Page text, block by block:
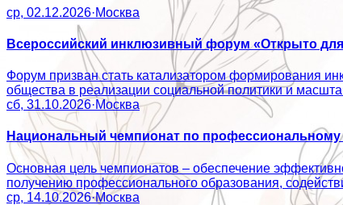
ср, 02.12.2026·Москва
Всероссийский инклюзивный форум «Открыто
Форум призван стать катализатором формирования
общества в реализации социальной политики и
сб, 31.10.2026·Москва
Национальный чемпионат по
Основная цель чемпионатов – обеспечение
получению профессионального образования,
ср, 14.10.2026·Москва